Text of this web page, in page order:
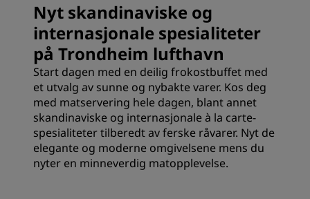
Nyt skandinaviske og
internasjonale spesialiteter
på Trondheim lufthavn
Start dagen med en deilig frokostbuffet med
et utvalg av sunne og nybakte varer. Kos deg
med matservering hele dagen, blant annet
skandinaviske og internasjonale à la carte-
spesialiteter tilberedt av ferske råvarer. Nyt de
elegante og moderne omgivelsene mens du
nyter en minneverdig matopplevelse.